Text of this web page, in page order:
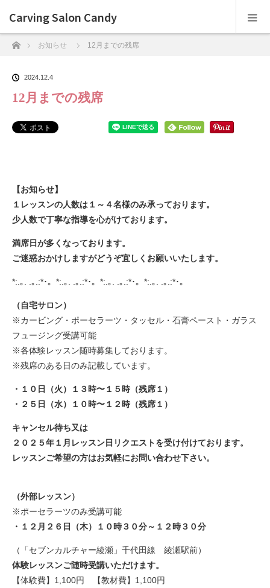
Carving Salon Candy
ホームお知らせ 12月までの残席
2024.12.4
12月までの残席
【お知らせ】
１レッスンの人数は１～４名様のみ承っております。
少人数で丁寧な指導を心がけております。
満席日が多くなっております。
ご迷惑おかけしますがどうぞ宜しくお願いいたします。
*:.｡. .｡.:*･。*:.｡. .｡.:*･。*:.｡. .｡.:*･。*:.｡. .｡.:*･。
（自宅サロン）
※カービング・ポーセラーツ・タッセル・石膏ペースト・ガラス
フュージング受講可能
※各体験レッスン随時募集しております。
※残席のある日のみ記載しています。
・１０ 日（火）１３時〜１５時（残席１）
・２５日（水）１０時〜１２時（残席１）
キャンセル待ち又は
２０２５年１月レッスン日リクエストを受け付けております。
レッスンご希望の方はお気軽にお問い合わせ下さい。
（外部レッスン）
※ポーセラーツのみ受講可能
・１２月２６日（木）１０時３０分～１２時３０分
（「セブンカルチャー綾瀬」千代田線 綾瀬駅前）
体験レッスンご随時受講いただけます。
【体験費】1,100円 【教材費】1,100円